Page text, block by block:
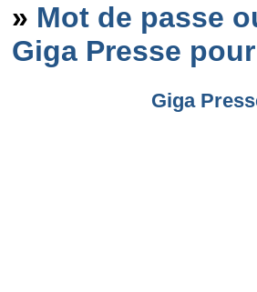
» Mot de passe
Giga Presse
Giga